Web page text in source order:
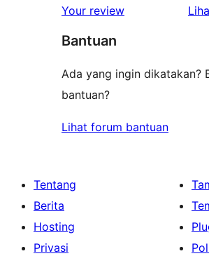
1-
Your review
Bantuan
Ada yang ingin dikatakan?
bantuan?
Lihat forum bantuan
Tentang
Berita
Hosting
Privasi